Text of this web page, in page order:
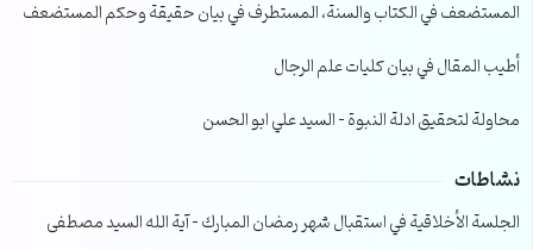
المستضعف في الكتاب والسنة، المستطرف في بيان حقيقة وحكم المستضعف
أطيب المقال في بيان كليات علم الرجال
محاولة لتحقيق ادلة النبوة – السيد علي ابو الحسن
نشاطات
الجلسة الأخلاقية في استقبال شهر رمضان المبارك – آية الله السيد مصطفى